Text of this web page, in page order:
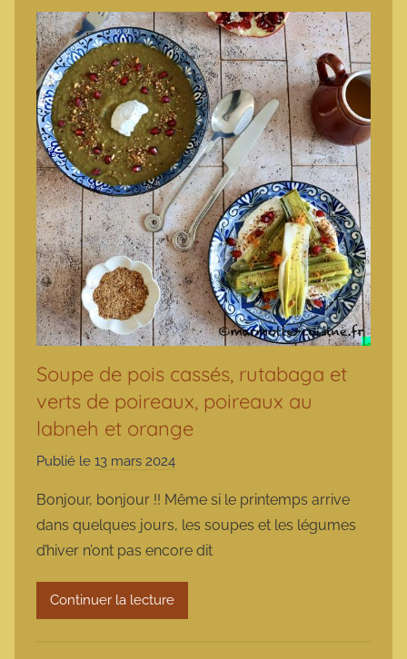
Soupe de pois cassés, rutabaga et
verts de poireaux, poireaux au
labneh et orange
Publié le 13 mars 2024
r
m
a
r
Bonjour, bonjour !! Même si le printemps arrive
dans quelques jours, les soupes et les légumes
d’hiver n’ont pas encore dit
Continuer la lecture